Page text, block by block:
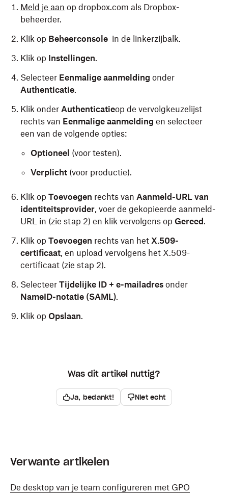
Meld je aan op dropbox.com als Dropbox-
beheerder.
Klik op Beheerconsole in de linkerzijbalk.
Klik op Instellingen.
Selecteer Eenmalige aanmelding onder
Authenticatie.
Klik onder Authenticatieop de vervolgkeuzelijst
rechts van Eenmalige aanmelding en selecteer
een van de volgende opties:
Optioneel (voor testen).
Verplicht (voor productie).
Klik op Toevoegen rechts van Aanmeld-URL van
identiteitsprovider, voer de gekopieerde aanmeld-
URL in (zie stap 2) en klik vervolgens op Gereed .
Klik op Toevoegen rechts van het X.509-
certificaat, en upload vervolgens het X.509-
certificaat (zie stap 2).
Selecteer Tijdelijke ID + e-mailadres onder
NameID-notatie (SAML).
Klik op Opslaan.
Was dit artikel nuttig?
Ja, bedankt! Niet echt
Verwante artikelen
De desktop van je team configureren met GPO